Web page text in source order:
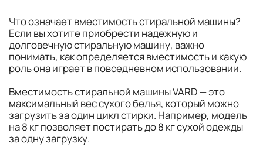
Что означает вместимость стиральной машины?
Если вы хотите приобрести надежную и
долговечную стиральную машину, важно
понимать, как определяется вместимость и какую
роль она играет в повседневном использовании.
Вместимость стиральной машины VARD — это
максимальный вес сухого белья, который можно
загрузить за один цикл стирки. Например, модель
на 8 кг позволяет постирать до 8 кг сухой одежды
за одну загрузку.